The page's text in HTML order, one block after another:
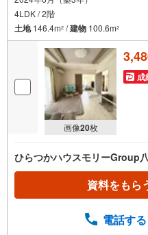
4LDK / 2階
土地146.4m2 /建物 100.6m2
画像20枚
成
ひらつかハウスモリーGroup
資料をもら
電話する